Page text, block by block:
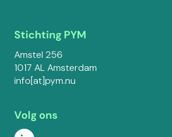
Stichting PYM
Amstel 256
1017 AL Amsterdam
info[at]pym.nu
Volg ons